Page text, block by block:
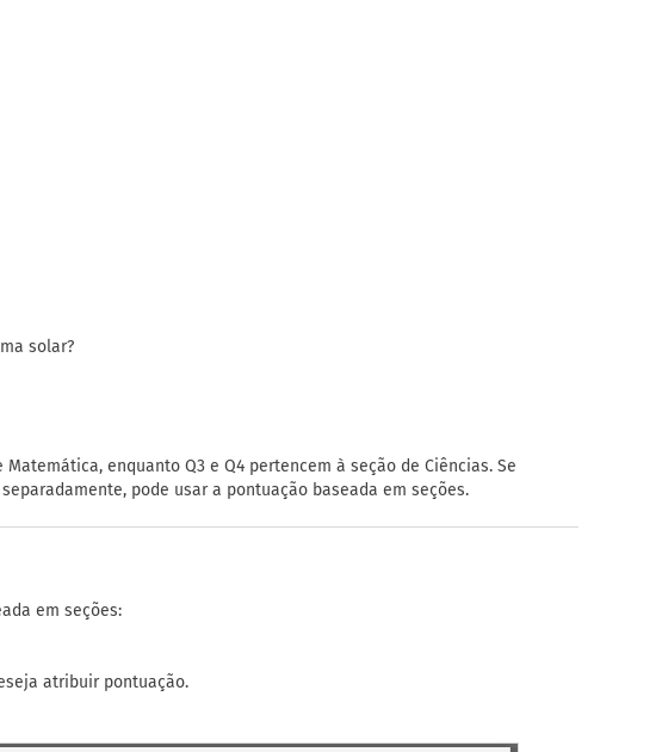
solar?
enquanto Q3 e Q4 pertencem à seção de Ciências. Se
pode usar a pontuação baseada em seções.
em seções:
atribuir pontuação.